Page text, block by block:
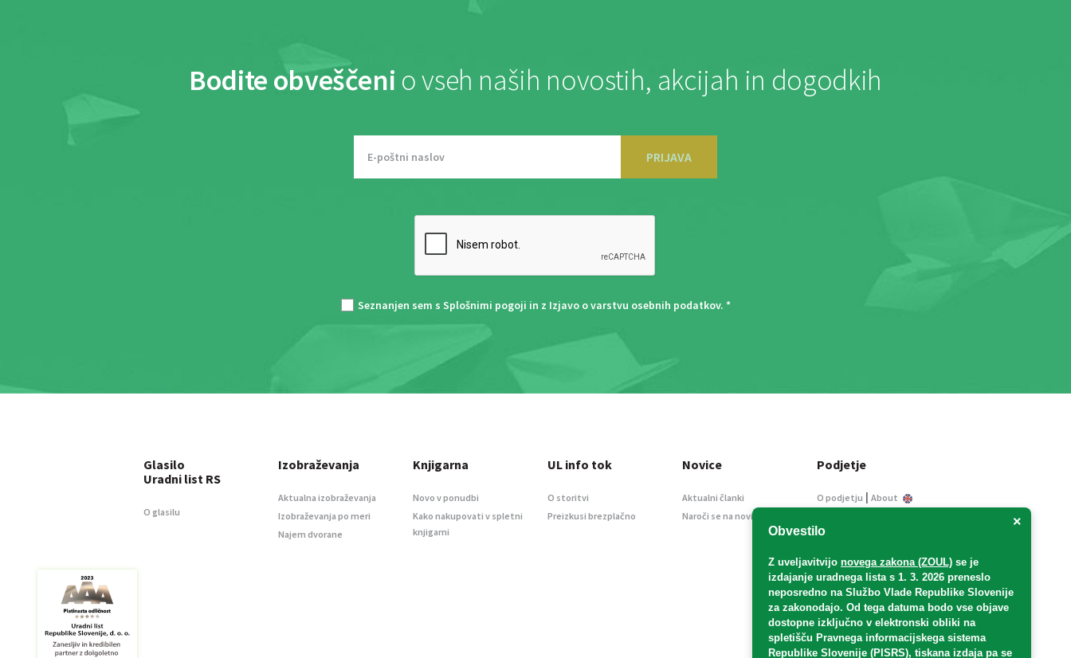
Bodite obveščeni o vseh naših novostih, akcijah in dogodkih
PRIJAVA
Seznanjen sem s Splošnimi pogoji in z Izjavo o varstvu osebnih podatkov. *
×
Obvestilo
Z uveljavitvijo novega zakona (ZOUL) se je
izdajanje uradnega lista s 1. 3. 2026 preneslo
neposredno na Službo Vlade Republike Slovenije
za zakonodajo. Od tega datuma bodo vse objave
dostopne izključno v elektronski obliki na
spletišču Pravnega informacijskega sistema
Republike Slovenije (PISRS), tiskana izdaja pa se
Glasilo
Uradni list RS
O glasilu
Izobraževanja
Aktualna izobraževanja
Izobraževanja po meri
Najem dvorane
Knjigarna
Novo v ponudbi
Kako nakupovati v spletni
knjigarni
UL info tok
O storitvi
Preizkusi brezplačno
Novice
Aktualni članki
Naroči se na novice
Podjetje
O podjetju | About
Informacije javnega
Oglaševanje
Splošni pogoji
Izjava o varstvu osebnih
podatkov
E-dražbe